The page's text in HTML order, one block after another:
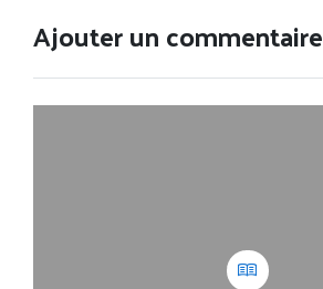
Ajouter un commentaire